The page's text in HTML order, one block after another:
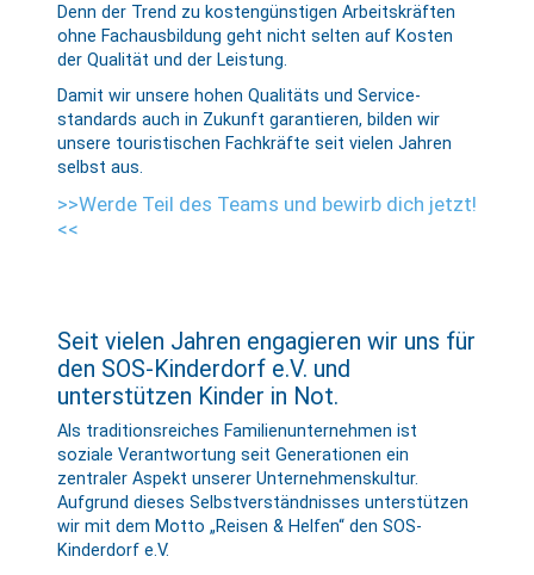
Denn der Trend zu kosten­günstigen Arbeits­kräften
ohne Fach­ausbildung geht nicht selten auf Kosten
der Qualität und der Leistung.
Damit wir unsere hohen Qualitäts und Service­
standards auch in Zukunft garantieren, bilden wir
unsere touristischen Fach­kräfte seit vielen Jahren
selbst aus.
>>Werde Teil des Teams und bewirb dich jetzt!
<<
Seit vielen Jahren engagieren wir uns für
den SOS-Kinderdorf e.V. und
unterstützen Kinder in Not.
Als traditionsreiches Familienunternehmen ist
soziale Verantwortung seit Generationen ein
zentraler Aspekt unserer Unternehmenskultur.
Aufgrund dieses Selbst­verständ­nisses unter­stützen
wir mit dem Motto „Reisen & Helfen“ den SOS-
Kinderdorf e.V.